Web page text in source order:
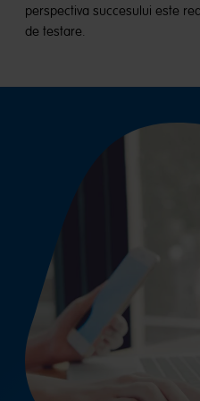
perspectiva succesului este
de testare.